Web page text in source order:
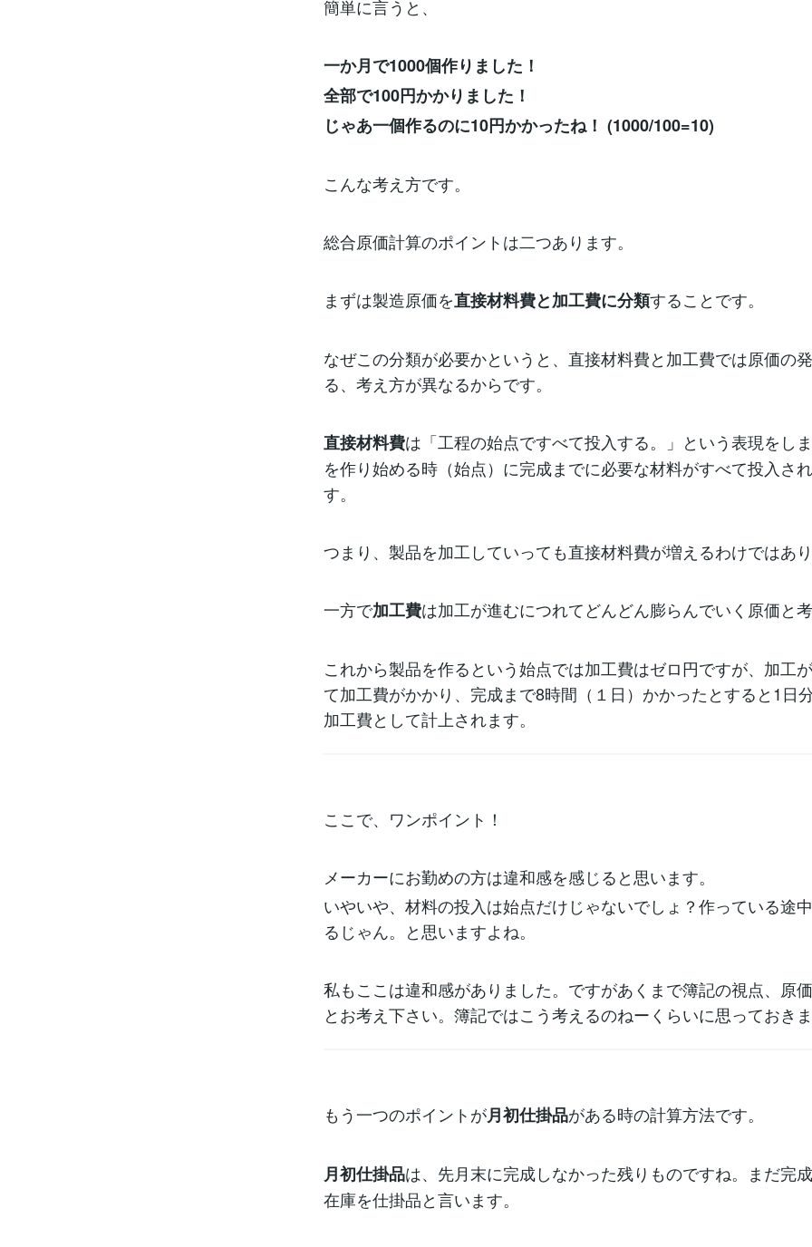
簡単に言うと、
一か月で1000個作りました！
全部で100円かかりました！
じゃあ一個作るのに10円かかったね！ (1000/100=10)
こんな考え方です。
総合原価計算のポイントは二つあります。
まずは製造原価を直接材料費と加工費に分類することです。
なぜこの分類が必要かというと、直接材料費と加工費では原価の
る、考え方が異なるからです。
直接材料費は「工程の始点ですべて投入する。」という表現をし
を作り始める時（始点）に完成までに必要な材料がすべて投入さ
す。
つまり、製品を加工していっても直接材料費が増えるわけではあり
一方で加工費は加工が進むにつれてどんどん膨らんでいく原価と考
これから製品を作るという始点では加工費はゼロ円ですが、加工
て加工費がかかり、完成まで8時間（１日）かかったとすると1日
加工費として計上されます。
ここで、ワンポイント！
メーカーにお勤めの方は違和感を感じると思います。
いやいや、材料の投入は始点だけじゃないでしょ？作っている途
るじゃん。と思いますよね。
私もここは違和感がありました。ですがあくまで簿記の視点、原
とお考え下さい。簿記ではこう考えるのねーくらいに思っておき
もう一つのポイントが月初仕掛品がある時の計算方法です。
月初仕掛品は、先月末に完成しなかった残りものですね。まだ完
在庫を仕掛品と言います。